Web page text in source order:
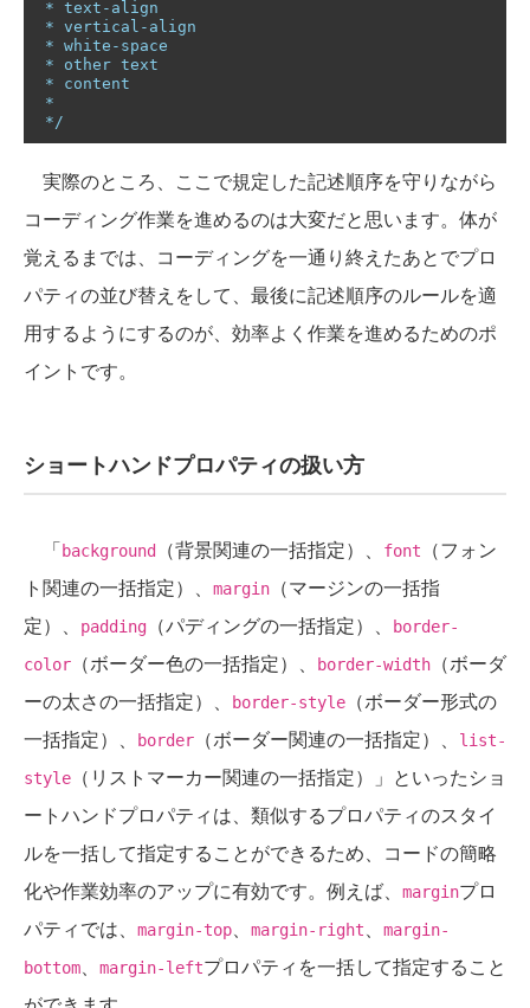
*/
実際のところ、ここで規定した記述順序を守りながら
コーディング作業を進めるのは大変だと思います。体が
覚えるまでは、コーディングを一通り終えたあとでプロ
パティの並び替えをして、最後に記述順序のルールを適
用するようにするのが、効率よく作業を進めるためのポ
イントです。
ショートハンドプロパティの扱い方
「background （背景関連の一括指定）、 font
（フォン
ト関連の一括指定）、
margin
（マージンの一括指
定）、
padding （パディングの一括指定）、
border-
color
（ボーダー色の一括指定）、 border-width
（ボーダ
ーの太さの一括指定）、
border-style
（ボーダー形式の
一括指定）、
border （ボーダー関連の一括指定）、
list-
style
（リストマーカー関連の一括指定）」といったショ
ートハンドプロパティは、類似するプロパティのスタイ
ルを一括して指定することができるため、コードの簡略
化や作業効率のアップに有効です。例えば、
marginプロ
パティでは、
margin-top、 margin-right、
margin-
bottom、 margin-leftプロパティを一括して指定すること